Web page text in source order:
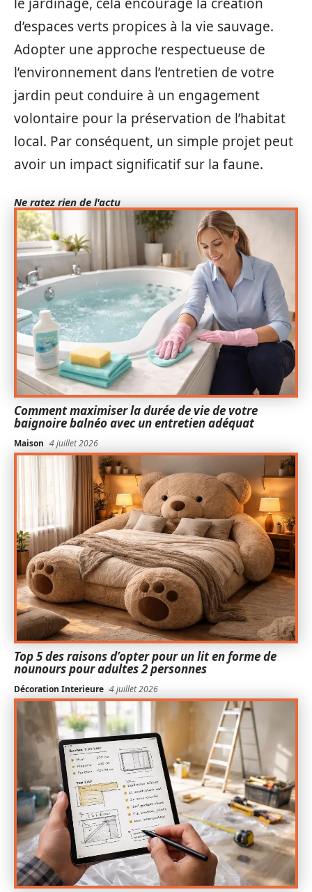
d’espaces verts propices à la vie sauvage.
Adopter une approche respectueuse de
l’environnement dans l’entretien de votre
jardin peut conduire à un engagement
volontaire pour la préservation de l’habitat
local. Par conséquent, un simple projet peut
avoir un impact significatif sur la faune.
Ne ratez rien de l'actu
Comment maximiser la durée de vie de votre
baignoire balnéo avec un entretien adéquat
Maison 4 juillet 2026
Top 5 des raisons d’opter pour un lit en forme de
nounours pour adultes 2 personnes
Décoration Interieure 4 juillet 2026